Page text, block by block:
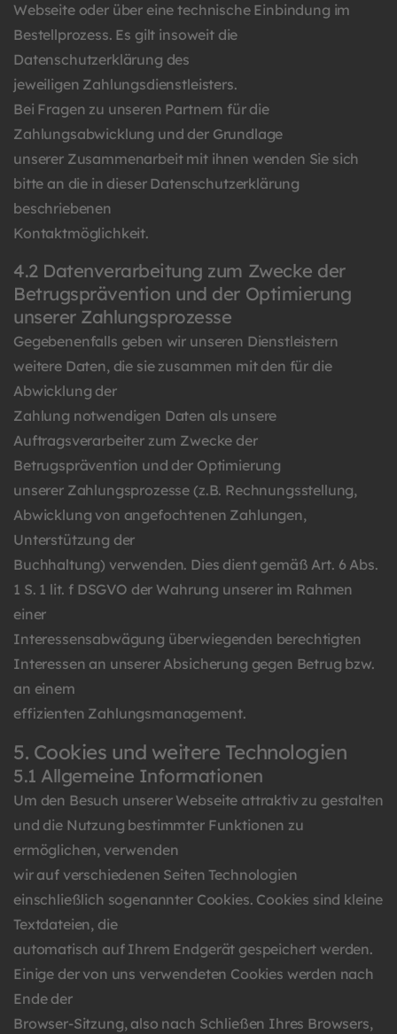
Webseite oder über eine technische Einbindung im
Bestellprozess. Es gilt insoweit die
Datenschutzerklärung des
jeweiligen Zahlungsdienstleisters.
Bei Fragen zu unseren Partnern für die
Zahlungsabwicklung und der Grundlage
unserer Zusammenarbeit mit ihnen wenden Sie sich
bitte an die in dieser Datenschutzerklärung
beschriebenen
Kontaktmöglichkeit.
4.2 Datenverarbeitung zum Zwecke der
Betrugsprävention und der Optimierung
unserer Zahlungsprozesse
Gegebenenfalls geben wir unseren Dienstleistern
weitere Daten, die sie zusammen mit den für die
Abwicklung der
Zahlung notwendigen Daten als unsere
Auftragsverarbeiter zum Zwecke der
Betrugsprävention und der Optimierung
unserer Zahlungsprozesse (z.B. Rechnungsstellung,
Abwicklung von angefochtenen Zahlungen,
Unterstützung der
Buchhaltung) verwenden. Dies dient gemäß Art. 6 Abs.
1 S. 1 lit. f DSGVO der Wahrung unserer im Rahmen
einer
Interessensabwägung überwiegenden berechtigten
Interessen an unserer Absicherung gegen Betrug bzw.
an einem
effizienten Zahlungsmanagement.
5. Cookies und weitere Technologien
5.1 Allgemeine Informationen
Um den Besuch unserer Webseite attraktiv zu gestalten
und die Nutzung bestimmter Funktionen zu
ermöglichen, verwenden
wir auf verschiedenen Seiten Technologien
einschließlich sogenannter Cookies. Cookies sind kleine
Textdateien, die
automatisch auf Ihrem Endgerät gespeichert werden.
Einige der von uns verwendeten Cookies werden nach
Ende der
Browser-Sitzung, also nach Schließen Ihres Browsers,